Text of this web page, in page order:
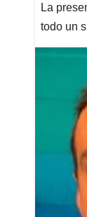
La
todo un